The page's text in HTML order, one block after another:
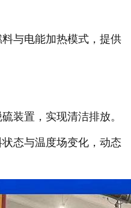
料与电能加热模式，提供
装置，实现清洁排放。
态与温度场变化，动态